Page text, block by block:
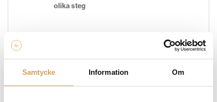
Samtycke Information Om
olika steg